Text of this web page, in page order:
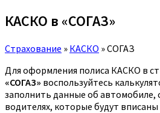
КАСКО в «СОГАЗ»
Страхование » КАСКО »СОГАЗ
Для оформления полиса КАСКО в
«СОГАЗ» воспользуйтесь
заполнить данные об автомобиле,
водителях, которые будут